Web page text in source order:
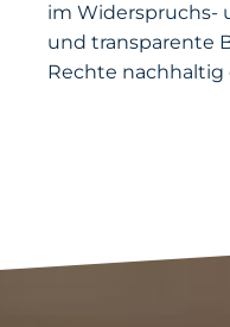
im Widerspruchs-
und transparente
Rechte nachhaltig